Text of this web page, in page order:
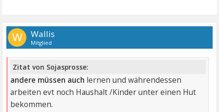
W Wallis
Mitglied
Zitat von Sojasprosse:
andere müssen auch lernen und währendessen
arbeiten evt noch Haushalt /Kinder unter einen Hut
bekommen.